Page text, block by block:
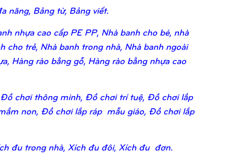
năng, Bảng từ, Bảng viết.
nhựa cao cấp PE PP, Nhà banh cho bé, nhà
cho trẻ, Nhà banh trong nhà, Nhà banh ngoài
Hàng rào bằng gỗ, Hàng rào bằng nhựa cao
chơi thông minh, Đồ chơi trí tuệ, Đồ chơi lắp
non, Đồ chơi lắp ráp mẫu giáo, Đồ chơi lắp
đu trong nhà, Xích đu đôi, Xích đu đơn.